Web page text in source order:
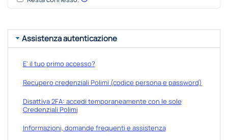
Assistenza autenticazione
E' il tuo primo accesso?
Recupero credenziali Polimi (codice persona e password)
Disattiva 2FA: accedi temporaneamente con le sole
Credenziali Polimi
Informazioni, domande frequenti e assistenza